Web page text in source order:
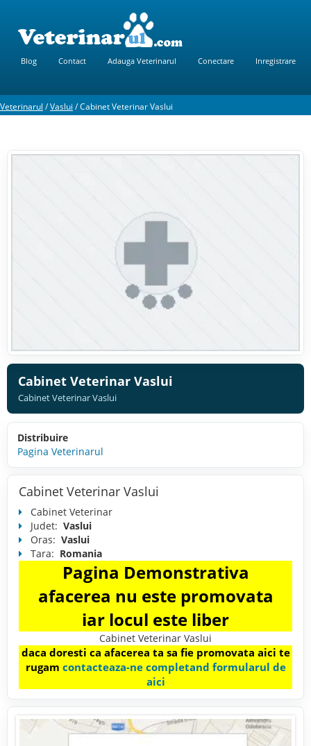
Blog Contact Adauga Veterinarul Conectare Inregistrare
Veterinarul /Vaslui /Cabinet Veterinar Vaslui
Cabinet Veterinar Vaslui
Cabinet Veterinar Vaslui
Distribuire
Pagina Veterinarul
Cabinet Veterinar Vaslui
Cabinet Veterinar
Judet: Vaslui
Oras: Vaslui
Tara: Romania
Pagina Demonstrativa
afacerea nu este promovata
iar locul este liber
Cabinet Veterinar Vaslui
daca doresti ca afacerea ta sa fie promovata aici te
rugam contacteaza-ne completand formularul de
aici